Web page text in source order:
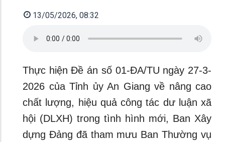
13/05/2026, 08:32
Thực hiện Đề án số 01-ĐA/TU ngày 27-3-
2026 của Tỉnh ủy An Giang về nâng cao
chất lượng, hiệu quả công tác dư luận xã
hội (DLXH) trong tình hình mới, Ban Xây
dựng Đảng đã tham mưu Ban Thường vụ